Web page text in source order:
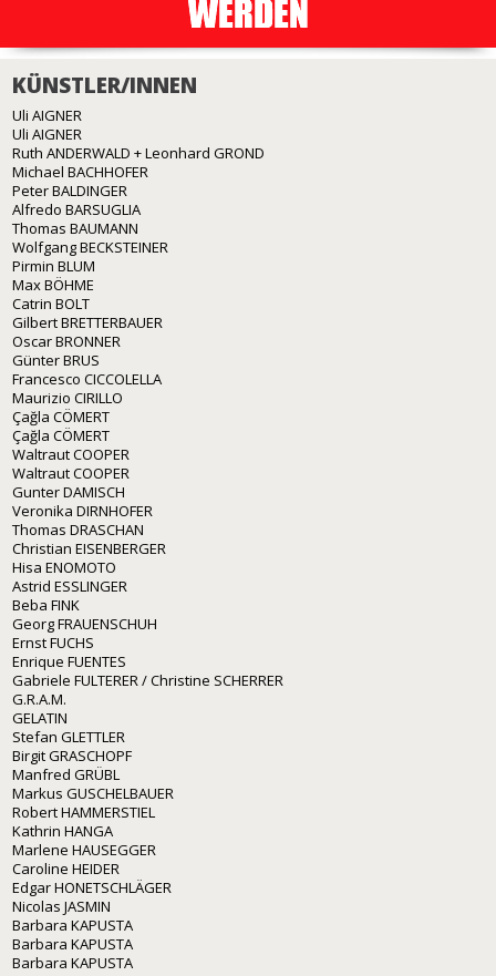
KÜNSTLER/INNEN
Uli AIGNER
Uli AIGNER
Ruth ANDERWALD + Leonhard GROND
Michael BACHHOFER
Peter BALDINGER
Alfredo BARSUGLIA
Thomas BAUMANN
Wolfgang BECKSTEINER
Pirmin BLUM
Max BÖHME
Catrin BOLT
Gilbert BRETTERBAUER
Oscar BRONNER
Günter BRUS
Francesco CICCOLELLA
Maurizio CIRILLO
Çağla CÖMERT
Çağla CÖMERT
Waltraut COOPER
Waltraut COOPER
Gunter DAMISCH
Veronika DIRNHOFER
Thomas DRASCHAN
Christian EISENBERGER
Hisa ENOMOTO
Astrid ESSLINGER
Beba FINK
Georg FRAUENSCHUH
Ernst FUCHS
Enrique FUENTES
Gabriele FULTERER / Christine SCHERRER
G.R.A.M.
GELATIN
Stefan GLETTLER
Birgit GRASCHOPF
Manfred GRÜBL
Markus GUSCHELBAUER
Robert HAMMERSTIEL
Kathrin HANGA
Marlene HAUSEGGER
Caroline HEIDER
Edgar HONETSCHLÄGER
Nicolas JASMIN
Barbara KAPUSTA
Barbara KAPUSTA
Barbara KAPUSTA